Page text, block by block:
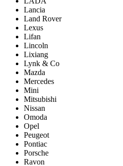
Lancia
Land Rover
Lexus
Lifan
Lincoln
Lixiang
Lynk & Co
Mazda
Mercedes
Mini
Mitsubishi
Nissan
Omoda
Opel
Peugeot
Pontiac
Porsсhe
Ravon